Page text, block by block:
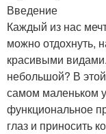
Введение
Каждый из нас
можно отдохнуть,
красивыми
небольшой? В
самом маленьком
функциональное
глаз и приносить